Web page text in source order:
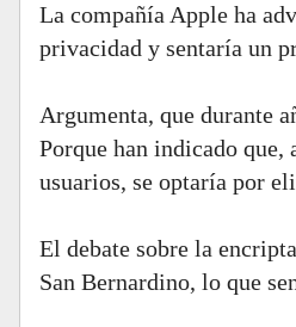
La compañía Apple ha
privacidad y sentaría un
Argumenta, que durante
Porque han indicado que,
usuarios, se optaría por
El debate sobre la
San Bernardino, lo que